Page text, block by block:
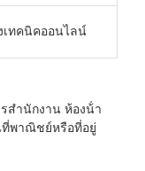
ทคนิคออนไลน์
สํานักงาน ห้องน้ํา
ที่พาณิชย์หรือที่อยู่